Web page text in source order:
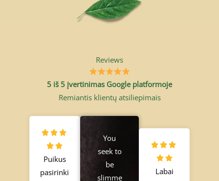
Reviews
5 iš 5 įvertinimas Google platformoje
Remiantis klientų atsiliepimais
  
 
R
a
t
e
Puikus
pasirinki
You
seek to
be
slimme
  
 
R
a
t
Labai